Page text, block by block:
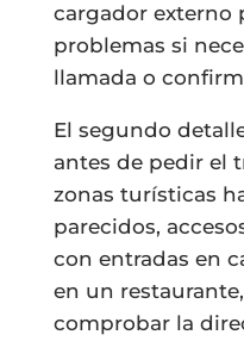
cargador externo
problemas si
llamada o
El segundo
antes de pedir el
zonas turísticas
parecidos,
con entradas en
en un
comprobar la